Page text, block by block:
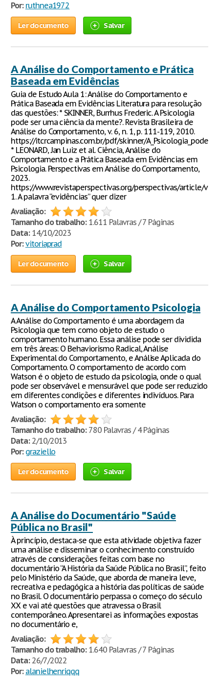
Por: ruthnea1972
Ler documento Salvar
A Análise do Comportamento e Prática
Baseada em Evidências
Guia de Estudo Aula 1: Análise do Comportamento e
Prática Baseada em Evidências Literatura para resolução
das questões: * SKINNER, Burrhus Frederic. A Psicologia
pode ser uma ciência da mente?. Revista Brasileira de
Análise do Comportamento, v. 6, n. 1, p. 111-119, 2010.
https://itcrcampinas.com.br/pdf/skinner/
* LEONARD, Jan Luiz et al. Ciência, Análise do
Comportamento e a Prática Baseada em Evidências em
Psicologia. Perspectivas em Análise do Comportamento,
2023.
https://www.revistaperspectivas.org/perspectivas/article/
1. A palavra “evidências” quer dizer
Avaliação:
Tamanho do trabalho:1.611 Palavras / 7 Páginas
Data:14/10/2023
Por: vitoriaprad
Ler documento Salvar
A Análise do Comportamento Psicologia
A Análise do Comportamento é uma abordagem da
Psicologia que tem como objeto de estudo o
comportamento humano. Essa análise pode ser dividida
em três áreas: O Behaviorismo Radical, Análise
Experimental do Comportamento, e Análise Aplicada do
Comportamento. O comportamento de acordo com
Watson é o objeto de estudo da psicologia, onde o qual
pode ser observável e mensurável que pode ser reduzido
em diferentes condições e diferentes indivíduos. Para
Watson o comportamento era somente
Avaliação:
Tamanho do trabalho:780 Palavras / 4 Páginas
Data:2/10/2013
Por: graziello
Ler documento Salvar
A Análise do Documentário "Saúde
Pública no Brasil"
À princípio, destaca-se que esta atividade objetiva fazer
uma análise e disseminar o conhecimento construído
através de considerações feitas com base no
documentário “A História da Saúde Pública no Brasil”, feito
pelo Ministério da Saúde, que aborda de maneira leve,
recreativa e pedagógica a história das políticas de saúde
no Brasil. O documentário perpassa o começo do século
XX e vai até questões que atravessa o Brasil
contemporâneo. Apresentarei as informações expostas
no documentário e,
Avaliação:
Tamanho do trabalho:1.640 Palavras / 7 Páginas
Data:26/7/2022
Por: alanielhenriqqq